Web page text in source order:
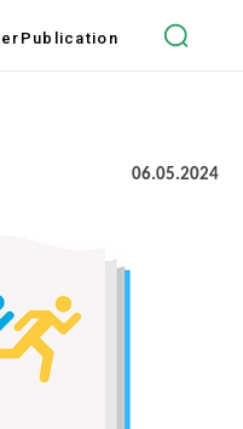
Publication
06.05.2024